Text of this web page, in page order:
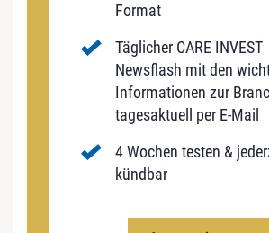
Format
Täglicher CARE INVEST
Newsflash mit den
Informationen zur
tagesaktuell per E-Mail
4 Wochen testen &
kündbar